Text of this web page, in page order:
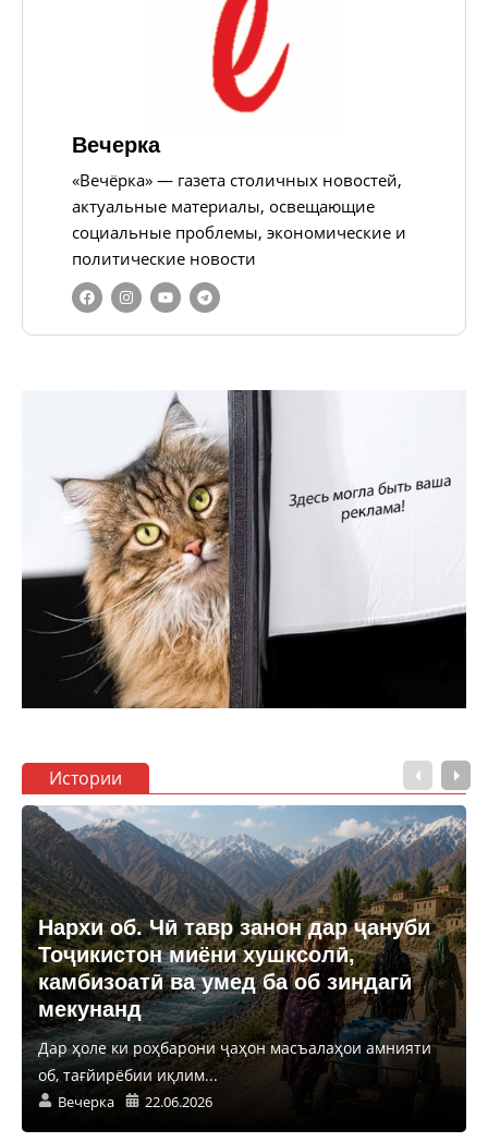
Вечерка
«Вечёрка» — газета столичных новостей,
актуальные материалы, освещающие
социальные проблемы, экономические и
политические новости
Истории
Нархи об. Чӣ тавр занон дар ҷануби
Тоҷикистон миёни хушксолӣ,
камбизоатӣ ва умед ба об зиндагӣ
мекунанд
Дар ҳоле ки роҳбарони ҷаҳон масъалаҳои амнияти
об, тағйирёбии иқлим...
Вечерка 22.06.2026